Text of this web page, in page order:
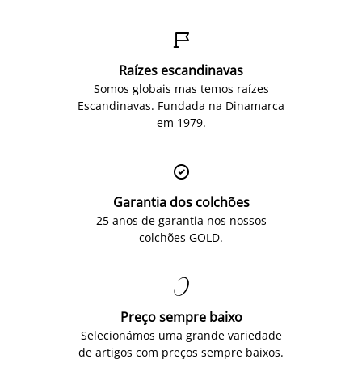

Raízes escandinavas
Somos globais mas temos raízes
Escandinavas. Fundada na Dinamarca
em 1979.

Garantia dos colchões
25 anos de garantia nos nossos
colchões GOLD.

Preço sempre baixo
Selecionámos uma grande variedade
de artigos com preços sempre baixos.